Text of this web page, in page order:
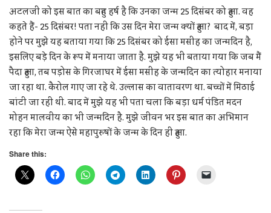
अटलजी को इस बात का बहुत हर्ष है कि उनका जन्म 25 दिसंबर को हुआ. वह
कहते हैं- 25 दिसंबर! पता नहीं कि उस दिन मेरा जन्म क्यों हुआ? बाद में, बड़ा
होने पर मुझे यह बताया गया कि 25 दिसंबर को ईसा मसीह का जन्मदिन है,
इसलिए बड़े दिन के रूप में मनाया जाता है. मुझे यह भी बताया गया कि जब मैं
पैदा हुआ, तब पड़ोस के गिरजाघर में ईसा मसीह के जन्मदिन का त्योहार मनाया
जा रहा था. कैरोल गाए जा रहे थे. उल्लास का वातावरण था. बच्चों में मिठाई
बांटी जा रही थी. बाद में मुझे यह भी पता चला कि बड़ा धर्म पंडित मदन
मोहन मालवीय का भी जन्मदिन है. मुझे जीवन भर इस बात का अभिमान
रहा कि मेरा जन्म ऐसे महापुरुषों के जन्म के दिन ही हुआ.
Share this: